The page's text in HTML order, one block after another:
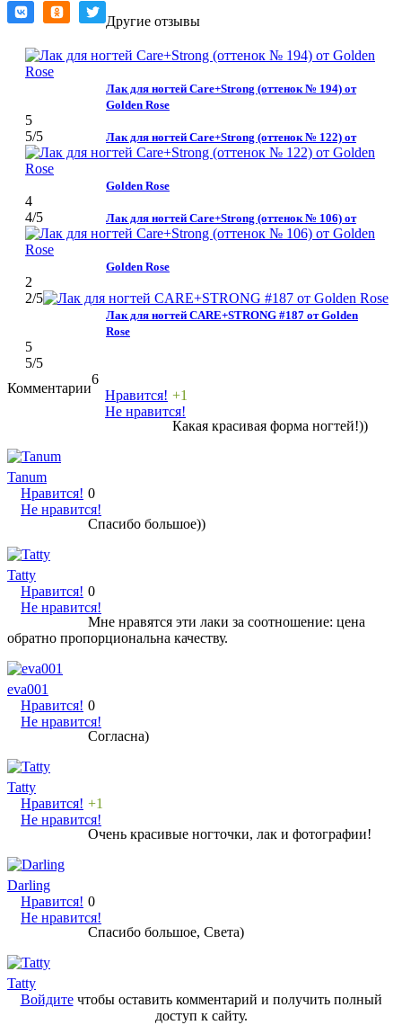
Другие отзывы
Лак для ногтей Care+Strong (оттенок № 194) от
Golden Rose
5
5/5 Лак для ногтей Care+Strong (оттенок № 122) от
Golden Rose
4
4/5 Лак для ногтей Care+Strong (оттенок № 106) от
Golden Rose
2
2/5
Лак для ногтей CARE+STRONG #187 от Golden
Rose
5
5/5
Комментарии
6
Нравится!
Не нравится!
+1
Какая красивая форма ногтей!))
Tanum
Нравится!
Не нравится!
0
Спасибо большое))
Tatty
Нравится!
Не нравится!
0
Мне нравятся эти лаки за соотношение: цена
обратно пропорциональна качеству.
eva001
Нравится!
Не нравится!
0
Согласна)
Tatty
Нравится!
Не нравится!
+1
Очень красивые ногточки, лак и фотографии!
Darling
Нравится!
Не нравится!
0
Спасибо большое, Света)
Tatty
Войдитечтобы оставить комментарий и получить полный
доступ к сайту.